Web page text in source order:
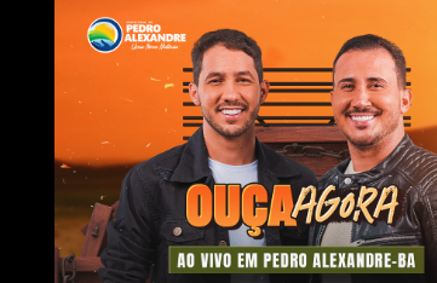
S
O
N
C